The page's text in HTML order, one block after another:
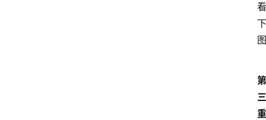
看
下
图
第
三
重